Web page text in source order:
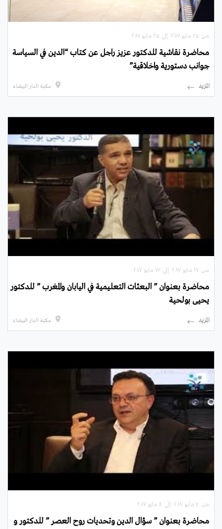
من ۲۵ مايو ۲۰۱۷ إلى ۲۵ مايو ۲۰۱۷
محاضرة نقاشية للدكتور عزيز راجل عن كتاب “الدين في السياسة
جوانب دستورية واخلاقية”
المزيد مكتبة الدار البيضاء
من ۱۷ مايو ۲۰۱۷ إلى ۱۷ مايو ۲۰۱۷
محاضرة بعنوان ” البعثات التعليمية في اليابان والمغرب ” للدكتور
يحيى بولحية
المزيد مكتبة الدار البيضاء
من ٤ مايو ۲۰۱۷ إلى ٤ مايو ۲۰۱۷
محاضرة بعنوان ” سؤال الدين وتحديات روح العصر ” للدكتور و